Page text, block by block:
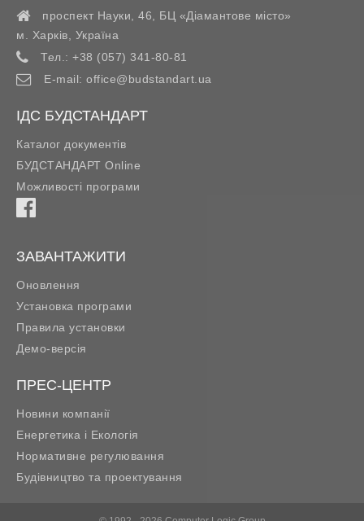
проспект Науки, 46, БЦ «Діамантове місто»
м. Харків
Україна
Тел.: +38 (057) 341-80-81
E-mail: office@budstandart.ua
ІДС БУДСТАНДАРТ
Каталог документів
БУДСТАНДАРТ Online
Можливості програми
ЗАВАНТАЖИТИ
Оновлення
Установка програми
Правила установки
Демо-версія
ПРЕС-ЦЕНТР
Новини компанії
Енергетика і Екологія
Нормативне регулювання
Будівництво та проектування